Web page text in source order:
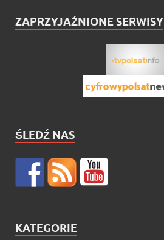
ZAPRZYJAŹNIONE SERWISY
ŚLEDŹ NAS
KATEGORIE